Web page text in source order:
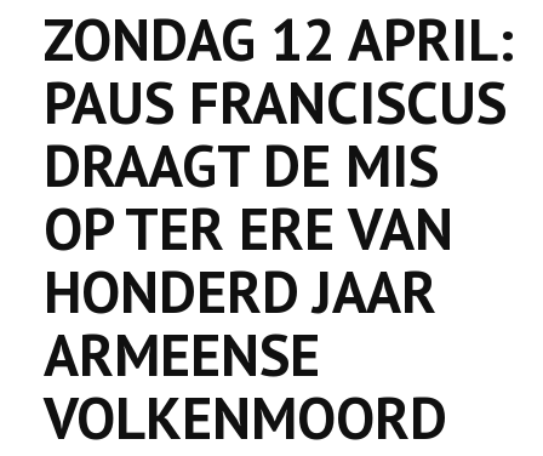
ACTUALITEIT
GEMEENSCHAP
EVENTS
🔔 VERKIEZINGEN 2026 🗳️
KERK
HAY DOUN
VERENIGINGEN
ZONDAG 12 APRIL:
PAUS FRANCISCUS
DRAAGT DE MIS
OP TER ERE VAN
HONDERD JAAR
ARMEENSE
VOLKENMOORD